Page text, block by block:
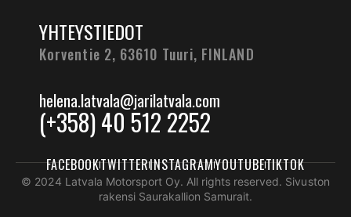
YHTEYSTIEDOT
Korventie 2, 63610 Tuuri, FINLAND
helena.latvala@jarilatvala.com
(+358) 40 512 2252
© 2024 Latvala Motorsport Oy. All rights reserved. Sivuston
rakensi Saurakallion Samurait.
FACEBOOKTWITTERINSTAGRAMYOUTUBETIKTOK